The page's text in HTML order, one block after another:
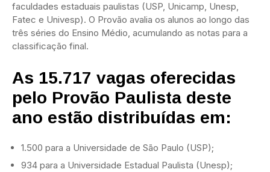
faculdades estaduais paulistas (USP, Unicamp, Unesp,
Fatec e Univesp). O Provão avalia os alunos ao longo das
três séries do Ensino Médio, acumulando as notas para a
classificação final.
As 15.717 vagas oferecidas
pelo Provão Paulista deste
ano estão distribuídas em:
1.500 para a Universidade de São Paulo (USP);
934 para a Universidade Estadual Paulista (Unesp);